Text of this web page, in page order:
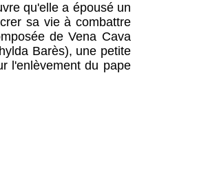
qu'elle a épousé un
sa vie à combattre
de Vena Cava
Barès), une petite
l'enlèvement du pape